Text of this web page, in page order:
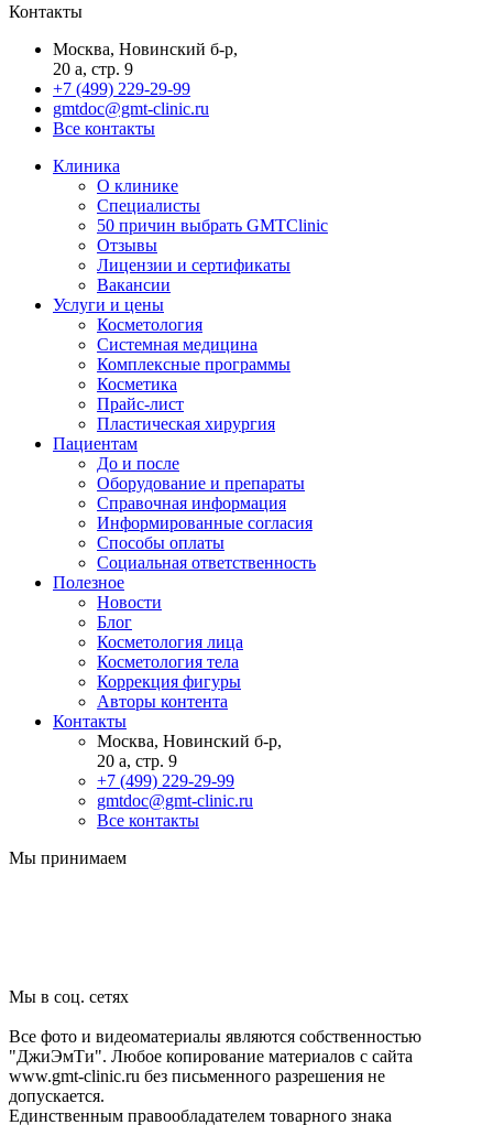
Контакты
Москва, Новинский б-р,
20 а, стр. 9
+7 (499) 229-29-99
gmtdoc@gmt-clinic.ru
Все контакты
Клиника
О клинике
Специалисты
50 причин выбрать GMTClinic
Отзывы
Лицензии и сертификаты
Вакансии
Услуги и цены
Косметология
Системная медицина
Комплексные программы
Косметика
Прайс-лист
Пластическая хирургия
Пациентам
До и после
Оборудование и препараты
Справочная информация
Информированные согласия
Способы оплаты
Социальная ответственность
Полезное
Новости
Блог
Косметология лица
Косметология тела
Коррекция фигуры
Авторы контента
Контакты
Москва, Новинский б-р,
20 а, стр. 9
+7 (499) 229-29-99
gmtdoc@gmt-clinic.ru
Все контакты
Мы принимаем
Мы в соц. сетях
Все фото и видеоматериалы являются собственностью
"ДжиЭмТи". Любое копирование материалов с сайта
www.gmt-clinic.ru без письменного разрешения не
допускается.
Единственным правообладателем товарного знака